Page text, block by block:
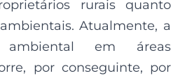
rurais quanto
Atualmente, a
ambiental em áreas
por conseguinte, por